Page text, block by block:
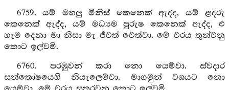
6759. යම් මහලු මිනිස් කෙනෙක් ඇද්ද, යම් ළදරු
කෙනෙක් ඇද්ද, යම් මධ්‍යම පුරුෂ කෙනෙක් ඇද්ද, එ
හැම දෙනා මා නිසා මැ ජීවත් වෙත්වා. මේ වරය තුන්වනු
කොට ඉල්වමි.
6760. පරඹුවන් කරා නො යෙම්වා. ස්වදාර
සන්තෝෂයෙහි නියැලෙම්වා. මාගමුන් වශයට නො